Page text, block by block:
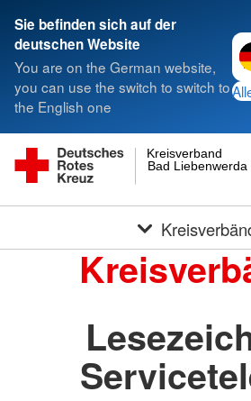
Sie befinden sich auf der
deutschen Website
You are on the German website,
you can use the switch to switch to
the English one
Bad Liebenwerda
Kreisverband